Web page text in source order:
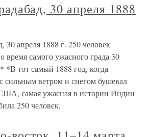
30 апреля 1888
апреля 1888 г. 250 человек
самого ужасного града 30
*В тот самый 1888 год, когда
сильным ветром и снегом бушевал
самая ужасная в истории Индии
250 человек,